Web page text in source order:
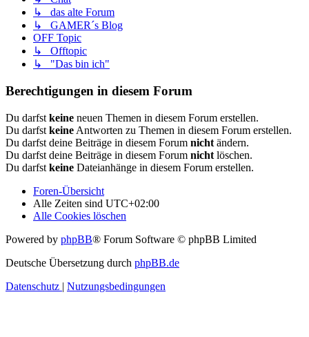
↳ das alte Forum
↳ GAMER´s Blog
OFF Topic
↳ Offtopic
↳ "Das bin ich"
Berechtigungen in diesem Forum
Du darfst keine neuen Themen in diesem Forum erstellen.
Du darfst keine Antworten zu Themen in diesem Forum erstellen.
Du darfst deine Beiträge in diesem Forum nicht ändern.
Du darfst deine Beiträge in diesem Forum nicht löschen.
Du darfst keine Dateianhänge in diesem Forum erstellen.
Foren-Übersicht
Alle Zeiten sind UTC+02:00
Alle Cookies löschen
Powered by phpBB® Forum Software © phpBB Limited
Deutsche Übersetzung durch phpBB.de
Datenschutz | Nutzungsbedingungen